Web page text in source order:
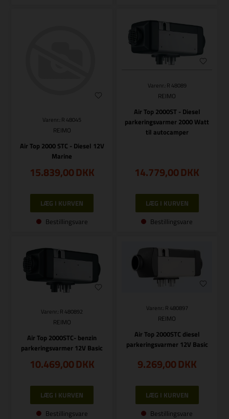
Varenr.: R 48045
REIMO
Air Top 2000 STC - Diesel 12V
Marine
15.839,00DKK
Bestillingsvare
Varenr.: R 48089
REIMO
Air Top 2000ST - Diesel
parkeringsvarmer 2000 Watt
til autocamper
14.779,00DKK
Bestillingsvare
Varenr.: R 480892
REIMO
Air Top 2000STC- benzin
parkeringsvarmer 12V Basic
10.469,00DKK
Bestillingsvare
Varenr.: R 480897
REIMO
Air Top 2000STC diesel
parkeringsvarmer 12V Basic
9.269,00DKK
Bestillingsvare